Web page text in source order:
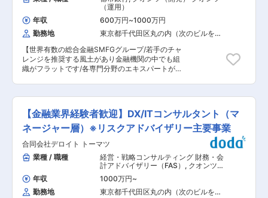
様々なバックグラウンドを持つメンバーと業務を
行っており、国内の銀行や資産運用会社、邦銀海
外現地法人での勤務経験を有するメンバーが在籍
しています。 ■キャリアパス 入社後はこれまで
る個別ファンドのデューデリジェンスや投資後の
運用状況のモニタリングを行っていただきます。
その後に、新設される「運用リスク管理部」のコ
アメンバーとして、グループ横断でのデューデリ
きます。 将来的には、リスク管理のスペシャリス
トとしての道を極めるだけでなく、フロント部門
での投資業務や、海外拠点の投資責任者などへキ
ャリアを展開していくことが十分に可能です。 変
更の範囲：会社の定める業務
ース事業／海外マンション分譲事業を手掛ける50
年以上の歴史あるマリモグループ。10年後には不
動産と同じ規模でソーシャルビジネスを展開して
いく予定です。 ■当社について： マリモグルー
プの経営理念は「利他と感謝」です。まさに、そ
の精神を社会に向けて力強く実践すべき時期にあ
ると感じています。 私たちは今、10年ビジョン
模索しています。社会が変化する以上、会社の変
化は必然。企業人である以上、自らを変えていく
勇気と挑戦心は必須です。私たちは自らの殻を破
り、多様性をもった企業グループへの変貌をめざ
します。 変更の範囲：会社の定める業務
（運用）
年収
600万円~1000万円
勤務地
東京都千代田区丸の内（次のビルを除
【世界有数の総合金融SMFGグループ/若手のチャ
レンジを推奨する風土があり金融機関の中でも組
織がフラットです/各専門分野のエキスパートが集
・デリバティブなどの金融商品のプライシングモ
デル開発（XVA含む） ・数学的技法や数理モデル
を用いたトレーディングアルゴリズムの開発 ・ト
レーダー向けアプリケーション開発 ・デスククオ
ンツ（XVA含む） ■配属予定の部/グループ：市
場営業統括部、市場営業部 ■想定されるキャリア
パス：主として市場部門において業務に従事頂き
ます。本人希望と適性を踏まえ、行内での関連業
務に従事頂く等のキャリアパスも展望できます。
【変更の範囲：当行の定める業務】 変更の範囲：
本文参照
【金融業界経験者歓迎】DX/ITコンサルタント（マ
ネージャー層）※リスクアドバイザリー主要事業
合同会社デロイト トーマツ
業種 / 職種
経営・戦略コンサルティング 財務・会
計アドバイザリー（FAS） , クオンツ
（運用） リスクコンサルタント
年収 1000万円~
勤務地
東京都千代田区丸の内（次のビルを除